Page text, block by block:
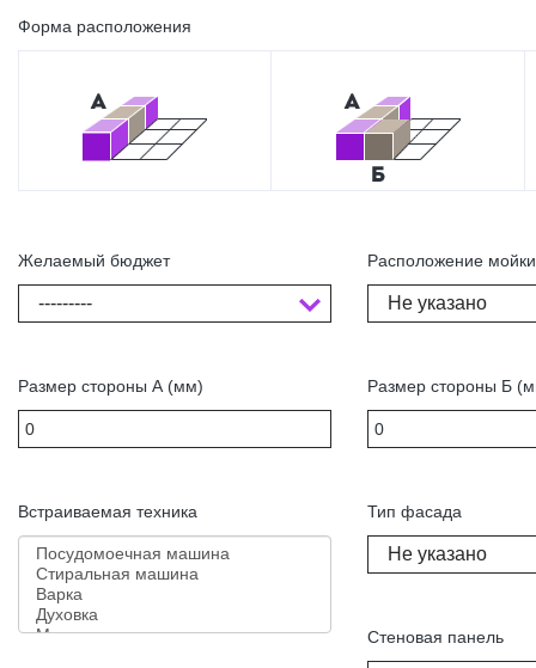
Форма расположения
Желаемый бюджет
---------
Размер стороны А (мм)
Встраиваемая техника
Расположение мойки
Не указано
Размер стороны Б
Тип фасада
Не указано
Стеновая панель